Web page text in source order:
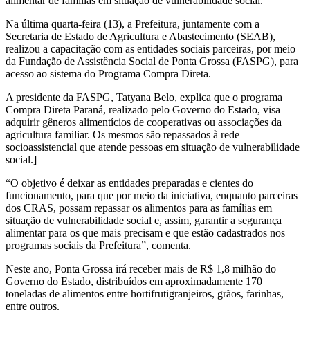
Na última quarta-feira (13), a Prefeitura, juntamente com a
Secretaria de Estado de Agricultura e Abastecimento (SEAB),
realizou a capacitação com as entidades sociais parceiras, por meio
da Fundação de Assistência Social de Ponta Grossa (FASPG), para
acesso ao sistema do Programa Compra Direta.
A presidente da FASPG, Tatyana Belo, explica que o programa
Compra Direta Paraná, realizado pelo Governo do Estado, visa
adquirir gêneros alimentícios de cooperativas ou associações da
agricultura familiar. Os mesmos são repassados à rede
socioassistencial que atende pessoas em situação de vulnerabilidade
social.]
“O objetivo é deixar as entidades preparadas e cientes do
funcionamento, para que por meio da iniciativa, enquanto parceiras
dos CRAS, possam repassar os alimentos para as famílias em
situação de vulnerabilidade social e, assim, garantir a segurança
alimentar para os que mais precisam e que estão cadastrados nos
programas sociais da Prefeitura”, comenta.
Neste ano, Ponta Grossa irá receber mais de R$ 1,8 milhão do
Governo do Estado, distribuídos em aproximadamente 170
toneladas de alimentos entre hortifrutigranjeiros, grãos, farinhas,
entre outros.